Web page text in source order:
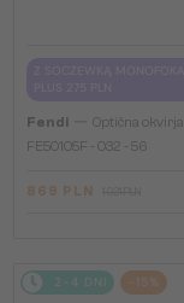
Fendi
Optična okvirja
FE50105F - 032 - 56
869 PLN
2-4 DNI -15%